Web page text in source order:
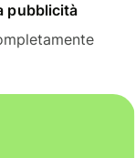
pubblicità